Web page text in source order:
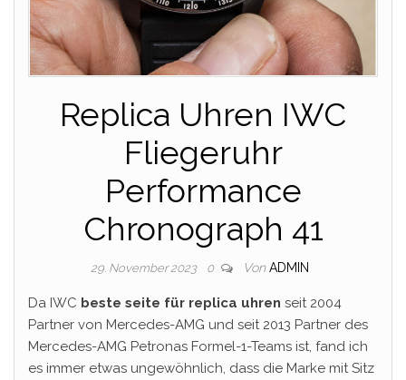
Replica Uhren IWC
Fliegeruhr
Performance
Chronograph 41
29. November 2023 0 Von ADMIN
Da IWC beste seite für replica uhren seit 2004
Partner von Mercedes-AMG und seit 2013 Partner des
Mercedes-AMG Petronas Formel-1-Teams ist, fand ich
es immer etwas ungewöhnlich, dass die Marke mit Sitz